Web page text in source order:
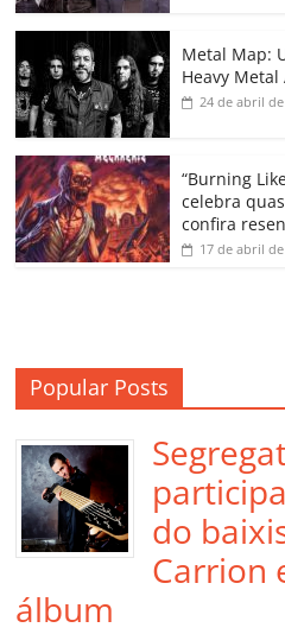
o
o
k
p
Metal Map:
Heavy
24 de abril
“Burning
celebra
confira
17 de abril
Popular Posts
do
Carrion
álbum